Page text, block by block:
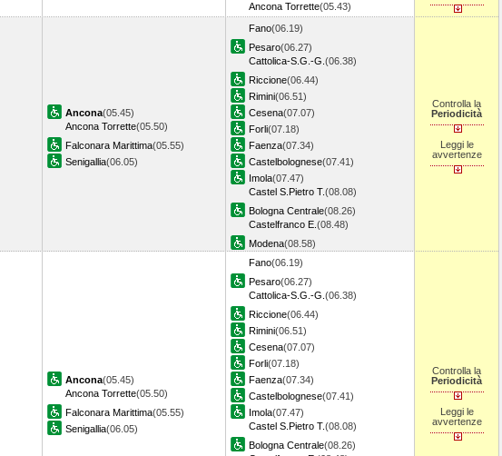
Ancona Torrette(05.43)
Ancona(05.45)
Ancona Torrette(05.50)
Falconara Marittima(05.55)
Senigallia(06.05)
Fano(06.19)
Pesaro(06.27)
Cattolica-S.G.-G. (06.38)
Riccione(06.44)
Rimini(06.51)
Cesena(07.07)
Forli(07.18)
Faenza(07.34)
Castelbolognese(07.41)
Imola(07.47)
Castel S.Pietro T.(08.08)
Bologna Centrale(08.26)
Castelfranco E. (08.48)
Modena(08.58)
Controlla la
Periodicità
Leggi le
avvertenze
Ancona(05.45)
Ancona Torrette(05.50)
Falconara Marittima(05.55)
Senigallia(06.05)
Fano(06.19)
Pesaro(06.27)
Cattolica-S.G.-G. (06.38)
Riccione(06.44)
Rimini(06.51)
Cesena(07.07)
Forli(07.18)
Faenza(07.34)
Castelbolognese(07.41)
Imola(07.47)
Castel S.Pietro T.(08.08)
Bologna Centrale(08.26)
Controlla la
Periodicità
Leggi le
avvertenze